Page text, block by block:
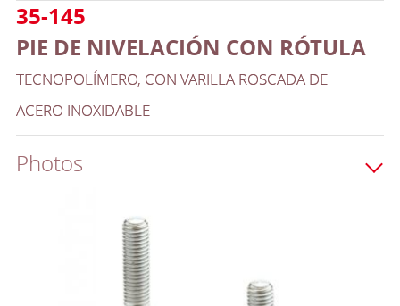
35-145
PIE DE NIVELACIÓN CON RÓTULA
TECNOPOLÍMERO, CON VARILLA ROSCADA DE
ACERO INOXIDABLE
Photos